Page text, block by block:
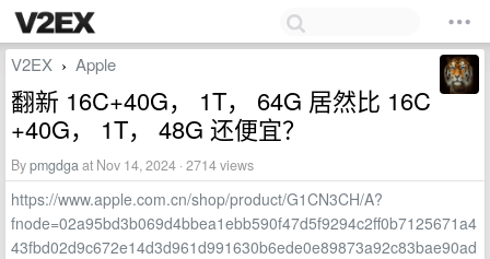
V2EX › Apple
翻新 16C+40G， 1T， 64G 居然比 16C
+40G， 1T， 48G 还便宜？
Bypmgdgaat Nov 14, 2024 · 2714 views
https://www.apple.com.cn/shop/product/G1CN3CH/A?
fnode=02a95bd3b069d4bbea1ebb590f47d5f9294c2ff0b7125671a4
43fbd02d9c672e14d3d961d991630b6ede0e89873a92c83bae90ad